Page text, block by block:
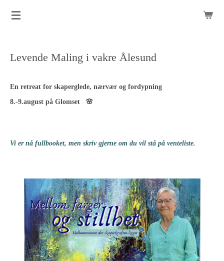
Gå
Levende Maling i vakre Ålesund
En retreat for skaperglede, nærvær og fordypning
8.-9.august på Glomset 🌸
Vi er nå fullbooket, men skriv gjerne om du vil stå på venteliste.